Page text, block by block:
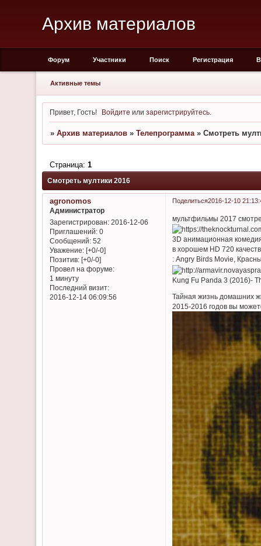
Архив материалов
Форум Участники Поиск Регистрация
Активные темы
Привет, Гость! Войдите илизарегистрируйтесь
» Архив материалов » Телепрограмма » Смотреть
Смотреть мултики 2016
Страница: 1
Поделиться2016-12-10
agronomos
Администратор
Зарегистрирован: 2016-12-06
Приглашений:0
Сообщений:52
Уважение: [+0/-0]
Позитив: [+0/-0]
Провел на форуме:
1 минуту
Последний визит:
2016-12-14 06:09:56
мультфильмы 2017
3D анимационная
в хорошем HD 720
: Angry Birds Movie,
Kung Fu Panda 3 (2016)-
Тайная жизнь домашних
2015-2016 годов вы